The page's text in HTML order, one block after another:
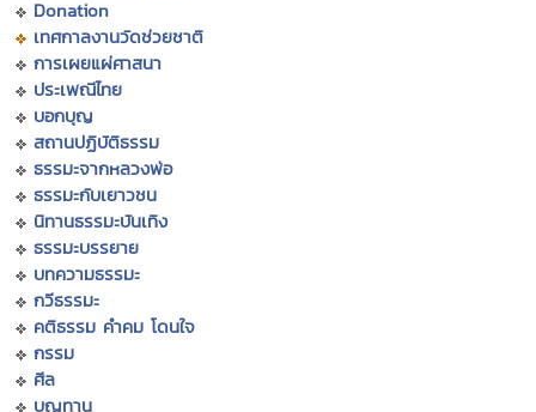
Donation
เทศกาลงานวัดช่วยชาติ
การเผยแผ่ศาสนา
ประเพณีไทย
บอกบุญ
สถานปฏิบัติธรรม
ธรรมะจากหลวงพ่อ
ธรรมะกับเยาวชน
นิทานธรรมะบันเทิง
ธรรมะบรรยาย
บทความธรรมะ
กวีธรรมะ
คติธรรม คำคม โดนใจ
กรรม
ศีล
บุญทาน